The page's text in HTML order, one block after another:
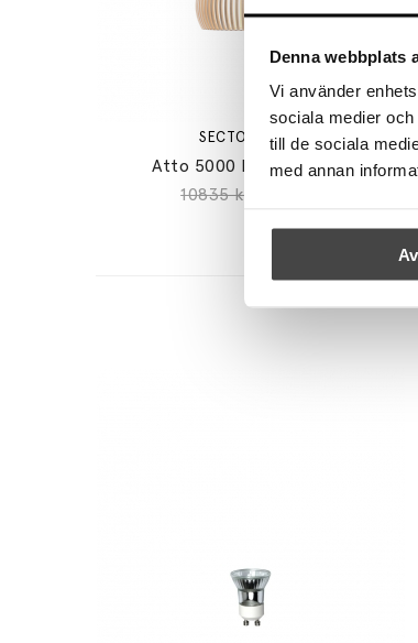
Denna webbplats
Vi använder
sociala medier
till de sociala
med annan
SECTO DESIGN
Atto 5000 Pendel Birch
10835 kr